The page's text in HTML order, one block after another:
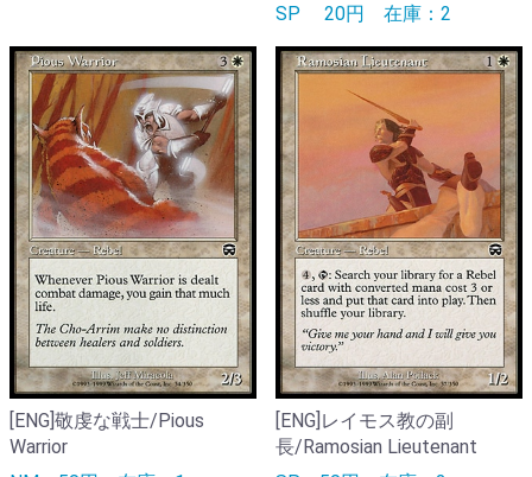
SP
20円 在庫：2
[ENG]敬虔な戦士/Pious
Warrior
[ENG]レイモス教の副
長/Ramosian Lieutenant